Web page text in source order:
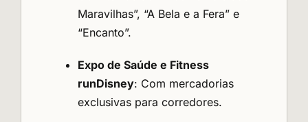
Maravilhas”, “A Bela e a Fera” e
“Encanto”.
Expo de Saúde e Fitness
runDisney: Com mercadorias
exclusivas para corredores.